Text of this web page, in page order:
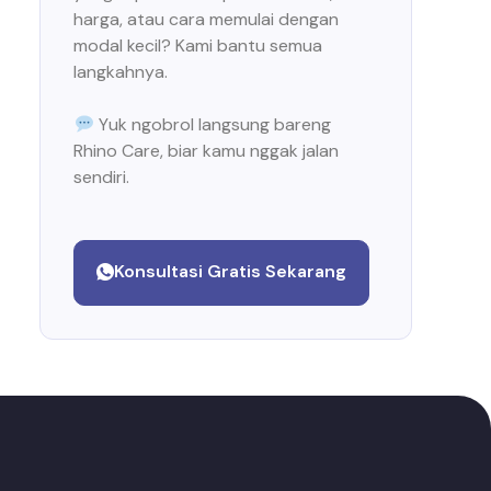
harga, atau cara memulai dengan
modal kecil? Kami bantu semua
langkahnya.
Yuk ngobrol langsung bareng
Rhino Care, biar kamu nggak jalan
sendiri.
Konsultasi Gratis Sekarang